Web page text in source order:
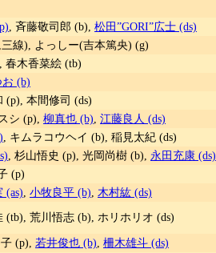
, 斉藤敬司郎 (b), 松田”GORI”広士 (ds)
線), よっしー(吉本篤央) (g)
春木香菜絵 (tb)
(b)
(p), 本間修司 (ds)
シ (p), 柳真也 (b) 江藤良人 (ds)
, キムラコウヘイ (b), 稲見太紀 (ds)
, 杉山悟史 (p), 光岡尚樹 (b), 永田充康 (ds)
(p)
(as) 小牧良平 (b)
木村紘 (ds)
(tb), 荒川悟志 (b), ホリホリオ (ds)
(p), 若井俊也 (b) 柵木雄斗 (ds)